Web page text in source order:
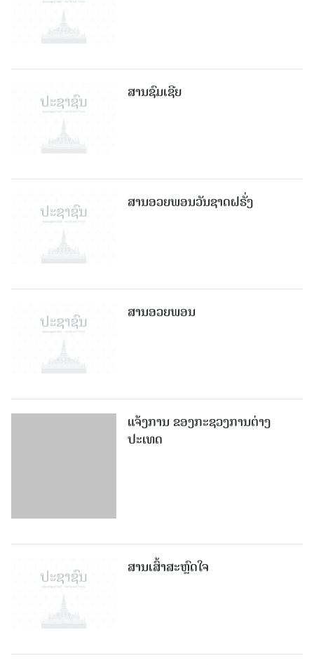
ສານຊົມເຊີຍ
ສານອວຍພອນວັນຊາດຝຣັ່ງ
ສານອວຍພອນ
ແຈ້ງການ ຂອງກະຊວງການຕ່າງ
ປະເທດ
ສານເສົ້າສະຫຼົດໃຈ